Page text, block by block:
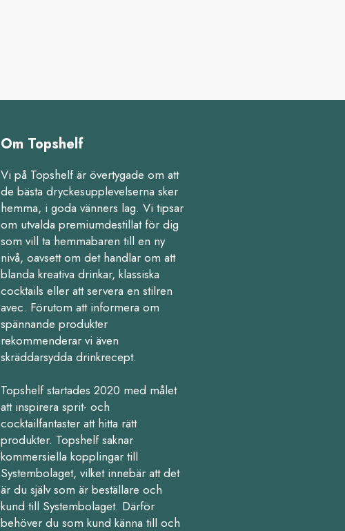
Om Topshelf
Vi på Topshelf är övertygade om att
de bästa dryckesupplevelserna sker
hemma, i goda vänners lag. Vi tipsar
om utvalda premiumdestillat för dig
som vill ta hemmabaren till en ny
nivå, oavsett om det handlar om att
blanda kreativa drinkar, klassiska
cocktails eller att servera en stilren
avec. Förutom att informera om
spännande produkter
rekommenderar vi även
skräddarsydda drinkrecept.
Topshelf startades 2020 med målet
att inspirera sprit- och
cocktailfantaster att hitta rätt
produkter. Topshelf saknar
kommersiella kopplingar till
Systembolaget, vilket innebär att det
är du själv som är beställare och
kund till Systembolaget. Därför
behöver du som kund känna till och